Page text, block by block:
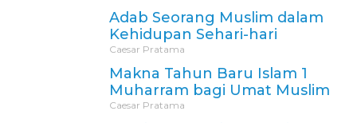
Adab Seorang Muslim dalam
Kehidupan Sehari-hari
Caesar Pratama
Makna Tahun Baru Islam 1
Muharram bagi Umat Muslim
Caesar Pratama